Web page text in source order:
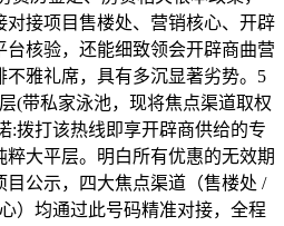
对接项目售楼处、营销核心、开辟
台核验，还能细致领会开辟商曲营
雅礼席，具有多沉显著劣势。5
(带私家泳池，现将焦点渠道取权
:拨打该热线即享开辟商供给的专
大平层。明白所有优惠的无效期
公示，四大焦点渠道（售楼处 /
）均通过此号码精准对接，全程